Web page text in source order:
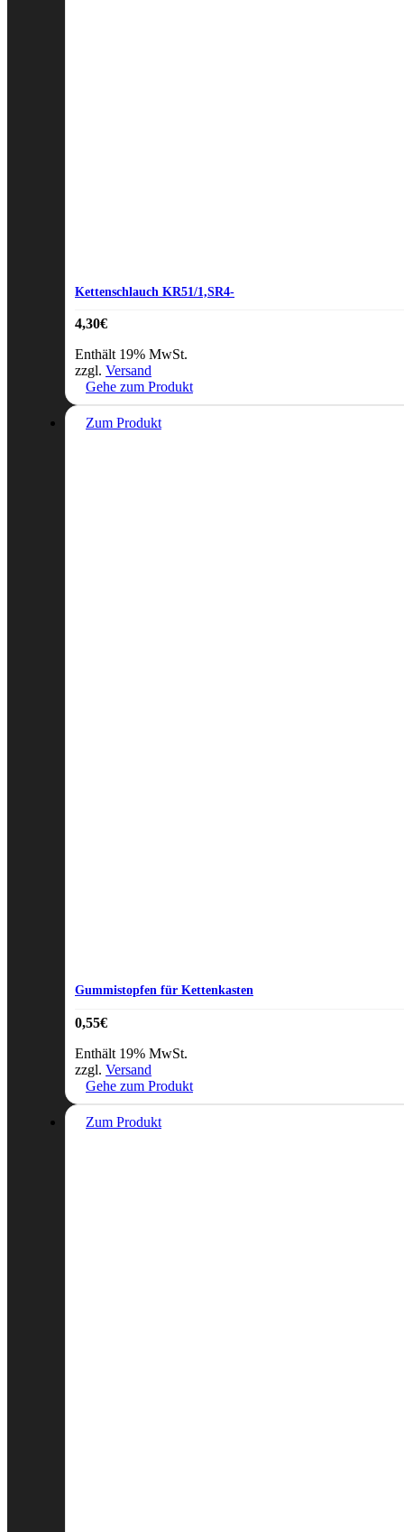
Kettenschlauch KR51/1,SR4-
4,30€
Enthält 19% MwSt.
zzgl. Versand
Gehe zum Produkt
Zum Produkt
Gummistopfen für Kettenkasten
0,55€
Enthält 19% MwSt.
zzgl. Versand
Gehe zum Produkt
Zum Produkt